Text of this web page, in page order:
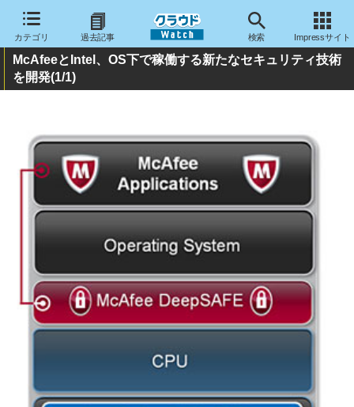
カテゴリ 過去記事 検索 Impressサイト
McAfeeとIntel、OS下で稼働する新たなセキュリティ技術
を開発(1/1)